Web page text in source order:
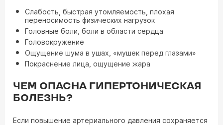
Слабость, быстрая утомляемость, плохая
переносимость физических нагрузок
Головные боли, боли в области сердца
Головокружение
Ощущение шума в ушах, «мушек перед глазами»
Покраснение лица, ощущение жара
ЧЕМ ОПАСНА ГИПЕРТОНИЧЕСКАЯ
БОЛЕЗНЬ?
Если повышение артериального давления сохраняется